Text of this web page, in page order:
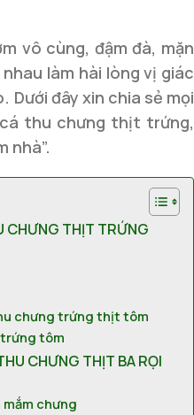
vô cùng, đậm đà, mặn
làm hài lòng vị giác
đây xin chia sẻ mọi
thu chưng thịt trứng,
nhà”.
CHƯNG THỊT TRỨNG
chưng trứng thịt tôm
tôm
CHƯNG THỊT BA RỌI
chưng